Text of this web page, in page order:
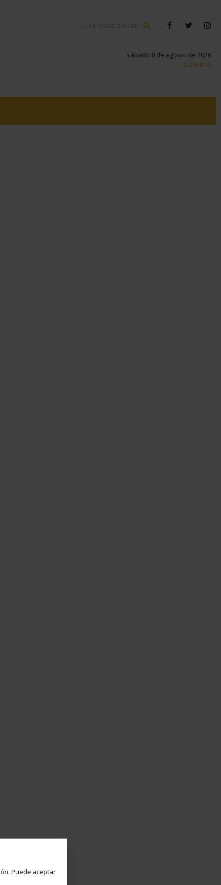
BUSCARfacebooktwitter
sábado 8 de agosto de 2026
El tiempo
Puede aceptar